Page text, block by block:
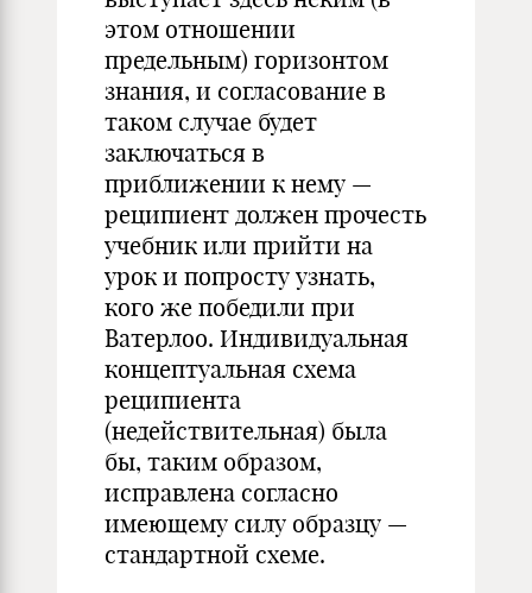
этом отношении
предельным) горизонтом
знания, и согласование в
таком случае будет
заключаться в
приближении к нему —
реципиент должен прочесть
учебник или прийти на
урок и попросту узнать,
кого же победили при
Ватерлоо. Индивидуальная
концептуальная схема
реципиента
(недействительная) была
бы, таким образом,
исправлена согласно
имеющему силу образцу —
стандартной схеме.